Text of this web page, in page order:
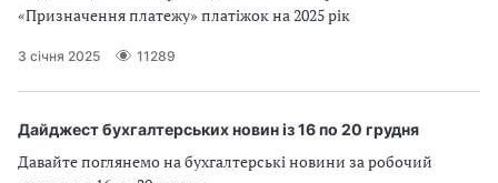
«Призначення платежу» платіжок на 2025 рік
3 січня 2025 11289
Дайджест бухгалтерських новин із 16 по 20 грудня
Давайте поглянемо на бухгалтерські новини за робочий